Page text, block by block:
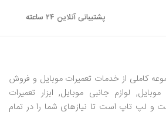
پشتیبانی آنلاین ۲۴ ساعته
کاملی از خدمات تعمیرات موبایل و فروش
لوازم جانبی موبایل, ابزار تعمیرات
و لپ تاپ است تا نیازهای شما را در تمام